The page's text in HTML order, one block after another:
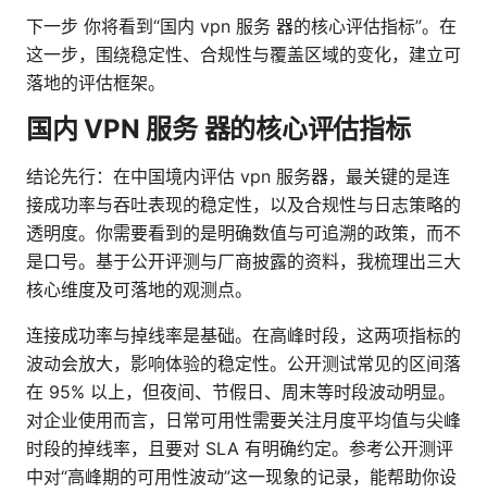
下一步 你将看到“国内 vpn 服务 器的核心评估指标”。在
这一步，围绕稳定性、合规性与覆盖区域的变化，建立可
落地的评估框架。
国内 VPN 服务 器的核心评估指标
结论先行：在中国境内评估 vpn 服务器，最关键的是连
接成功率与吞吐表现的稳定性，以及合规性与日志策略的
透明度。你需要看到的是明确数值与可追溯的政策，而不
是口号。基于公开评测与厂商披露的资料，我梳理出三大
核心维度及可落地的观测点。
连接成功率与掉线率是基础。在高峰时段，这两项指标的
波动会放大，影响体验的稳定性。公开测试常见的区间落
在 95% 以上，但夜间、节假日、周末等时段波动明显。
对企业使用而言，日常可用性需要关注月度平均值与尖峰
时段的掉线率，且要对 SLA 有明确约定。参考公开测评
中对“高峰期的可用性波动”这一现象的记录，能帮助你设